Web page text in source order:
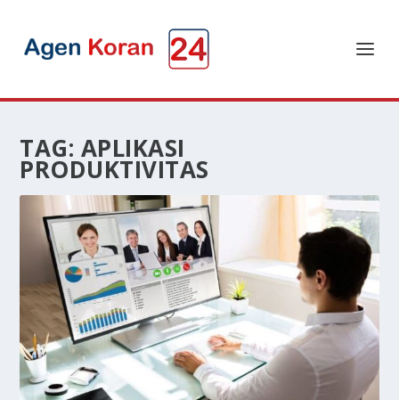
TAG: APLIKASI
PRODUKTIVITAS